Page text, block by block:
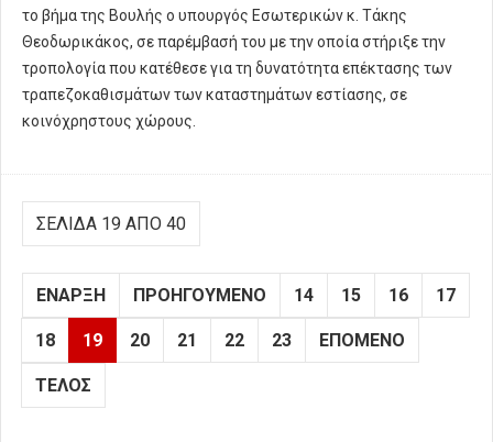
το βήμα της Βουλής ο υπουργός Εσωτερικών κ. Τάκης
Θεοδωρικάκος, σε παρέμβασή του με την οποία στήριξε την
τροπολογία που κατέθεσε για τη δυνατότητα επέκτασης των
τραπεζοκαθισμάτων των καταστημάτων εστίασης, σε
κοινόχρηστους χώρους.
ΣΕΛΊΔΑ 19 ΑΠΌ 40
ΈΝΑΡΞΗ ΠΡΟΗΓΟΎΜΕΝΟ 14 15 16 17
18 19 20 21 22 23 ΕΠΌΜΕΝΟ
ΤΈΛΟΣ